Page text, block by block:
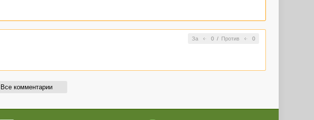
сложнее с оценочными эпизодами,
дедушек и симпатии по волне
правдиво и реалистично, без
Автор может, но поленился довести
За 0/ Против 0
Все комментарии